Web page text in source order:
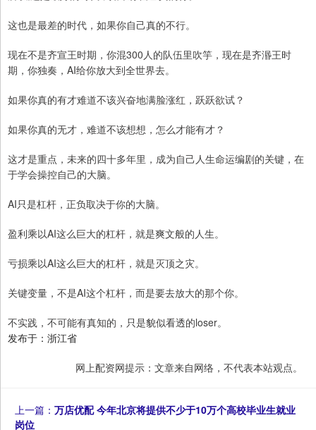
这也是最差的时代，如果你自己真的不行。
现在不是齐宣王时期，你混300人的队伍里吹竽，现在是齐湣王时
期，你独奏，AI给你放大到全世界去。
如果你真的有才难道不该兴奋地满脸涨红，跃跃欲试？
如果你真的无才，难道不该想想，怎么才能有才？
这才是重点，未来的四十多年里，成为自己人生命运编剧的关键，在
于学会操控自己的大脑。
AI只是杠杆，正负取决于你的大脑。
盈利乘以AI这么巨大的杠杆，就是爽文般的人生。
亏损乘以AI这么巨大的杠杆，就是灭顶之灾。
关键变量，不是AI这个杠杆，而是要去放大的那个你。
不实践，不可能有真知的，只是貌似看透的loser。
发布于：浙江省
网上配资网提示：文章来自网络，不代表本站观点。
上一篇： 万店优配 今年北京将提供不少于10万个高校毕业生就业
岗位